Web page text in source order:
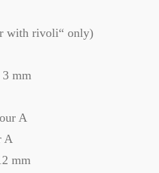
with rivoli“ only)
3 mm
A
A
mm